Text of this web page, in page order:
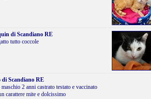
di Scandiano RE
tutto coccole
di Scandiano RE
maschio 2 anni castrato testato e vaccinato
carattere mite e dolcissimo